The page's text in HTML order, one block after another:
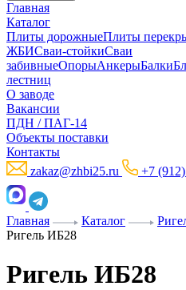
Главная
Каталог
Плиты дорожныеПлиты
ЖБИСваи-стойкиСваи
забивныеОпорыАнкерыБалки
лестниц
О заводе
Вакансии
ПДН / ПАГ-14
Объекты поставки
Контакты
zakaz@zhbi25.ru
+7
Главная Каталог
Ригель ИБ28
Ригель ИБ28